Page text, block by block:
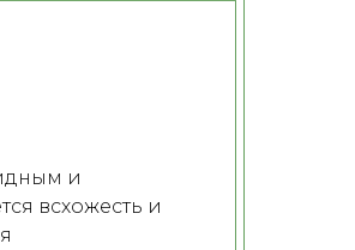
и
всхожесть и